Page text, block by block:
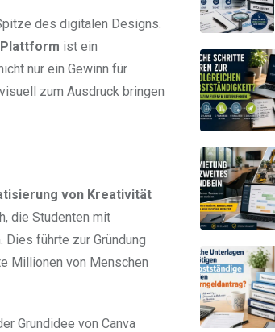
des digitalen Designs.
ist ein
nur ein Gewinn für
zum Ausdruck bringen
von Kreativität
die Studenten mit
führte zur Gründung
Millionen von Menschen
Grundidee von Canva